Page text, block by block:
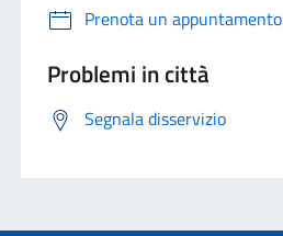
Prenota un appuntamento
Problemi in città
Segnala disservizio